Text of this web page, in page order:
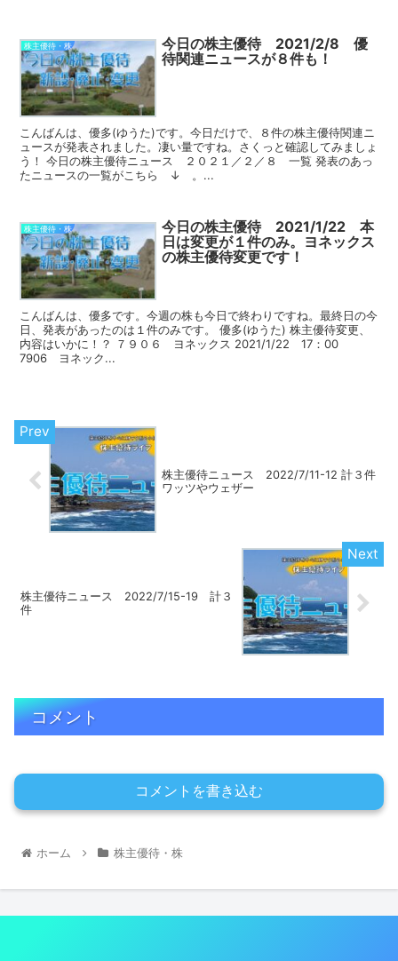
株主優待・株
今日の株主優待 2021/2/8 優
待関連ニュースが８件も！
こんばんは、優多(ゆうた)です。今日だけで、８件の株主優待関連ニ
ュースが発表されました。凄い量ですね。さくっと確認してみましょ
う！ 今日の株主優待ニュース ２０２１／２／８ 一覧 発表のあっ
たニュースの一覧がこちら ↓ 。...
株主優待・株
今日の株主優待 2021/1/22 本
日は変更が１件のみ。ヨネックス
の株主優待変更です！
こんばんは、優多です。今週の株も今日で終わりですね。最終日の今
日、発表があったのは１件のみです。 優多(ゆうた) 株主優待変更、
内容はいかに！？ ７９０６ ヨネックス 2021/1/22 17：00
7906 ヨネック...
株主優待ニュース 2022/7/11-12 計３件
ワッツやウェザー
株主優待ニュース 2022/7/15-19 計３
件
コメント
コメントを書き込む
ホーム 株主優待・株